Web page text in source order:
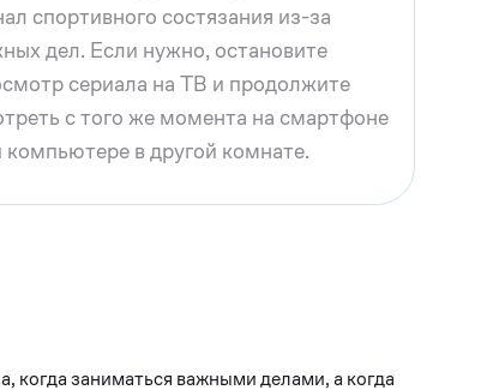
спортивного состязания из-за
дел. Если нужно, остановите
сериала на ТВ и продолжите
с того же момента на смартфоне
компьютере в другой комнате.
когда заниматься важными делами, а когда